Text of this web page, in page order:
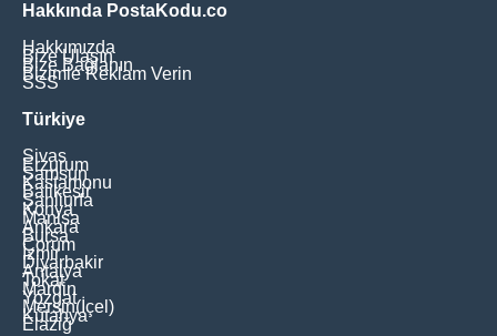
Hakkında PostaKodu.co
Hakkımızda
Bize Ulaşın
Bize Bağlanın
Bizimle Reklam Verin
SSS
Türkiye
Sivas
Erzurum
Samsun
Kastamonu
Balikesir
Şanliurfa
Konya
Manisa
Ankara
Bursa
Çorum
İzmir
Diyarbakir
Antalya
Tokat
Mardin
Yozgat
Mersin(İçel)
Kütahya
Elaziğ